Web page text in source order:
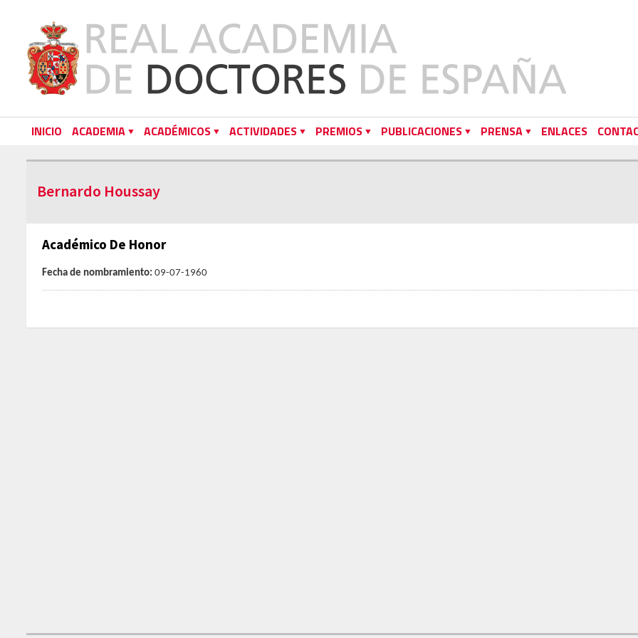
INICIO ACADEMIA ACADÉMICOS ACTIVIDADES PREMIOS PUBLICACIONES PRENSA ENLACES
Bernardo Houssay
Académico De Honor
Fecha de nombramiento: 09-07-1960